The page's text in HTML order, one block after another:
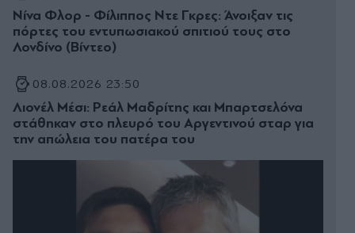
Νίνα Φλορ - Φίλιππος Ντε Γκρες: Άνοιξαν τις
πόρτες του εντυπωσιακού σπιτιού τους στο
Λονδίνο (Βίντεο)
08.08.2026 23:50
Λιονέλ Μέσι: Ρεάλ Μαδρίτης και Μπαρτσελόνα
στάθηκαν στο πλευρό του Αργεντινού σταρ για
την απώλεια του πατέρα του